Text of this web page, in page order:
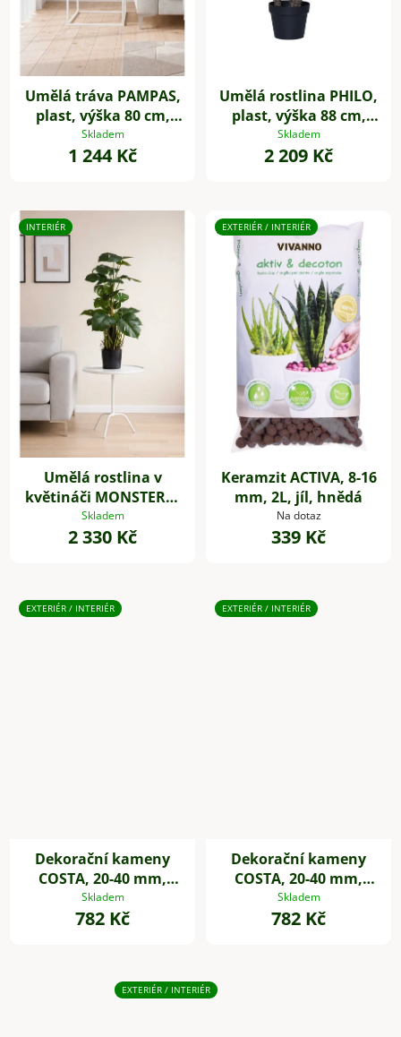
Umělá tráva PAMPAS,
plast, výška 80 cm,
zelená
Skladem
1 244 Kč
Umělá rostlina PHILO,
plast, výška 88 cm,
zelená
Skladem
2 209 Kč
INTERIÉR
Umělá rostlina v
květináči MONSTERA,
plast, výška 85 cm,
zelená
Skladem
2 330 Kč
EXTERIÉR / INTERIÉR
Keramzit ACTIVA, 8-16
mm, 2L, jíl, hnědá
Na dotaz
339 Kč
EXTERIÉR / INTERIÉR
Dekorační kameny
COSTA, 20-40 mm,
plast, bílá
Skladem
782 Kč
EXTERIÉR / INTERIÉR
Dekorační kameny
COSTA, 20-40 mm,
plast, šedá
Skladem
782 Kč
EXTERIÉR / INTERIÉR